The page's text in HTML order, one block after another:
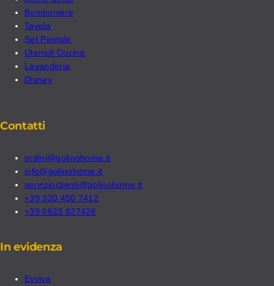
Bomboniere
Tavola
Set Pentole
Utensili Cucina
Lavanderia
Disney
Contatti
ordini@golinohome.it
info@golinohome.it
servizioclienti@golinohome.it
+39 320 450 7412
+39 0823 827428
In evidenza
Evviva